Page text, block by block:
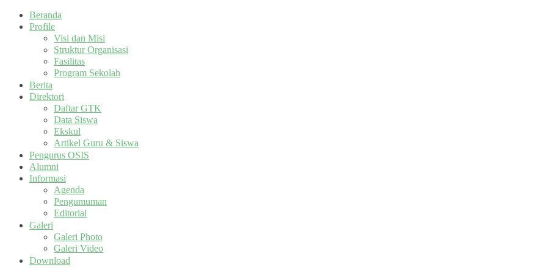
Beranda
Profile
Visi dan Misi
Struktur Organisasi
Fasilitas
Program Sekolah
Berita
Direktori
Daftar GTK
Data Siswa
Ekskul
Artikel Guru & Siswa
Pengurus OSIS
Alumni
Informasi
Agenda
Pengumuman
Editorial
Galeri
Galeri Photo
Galeri Video
Download